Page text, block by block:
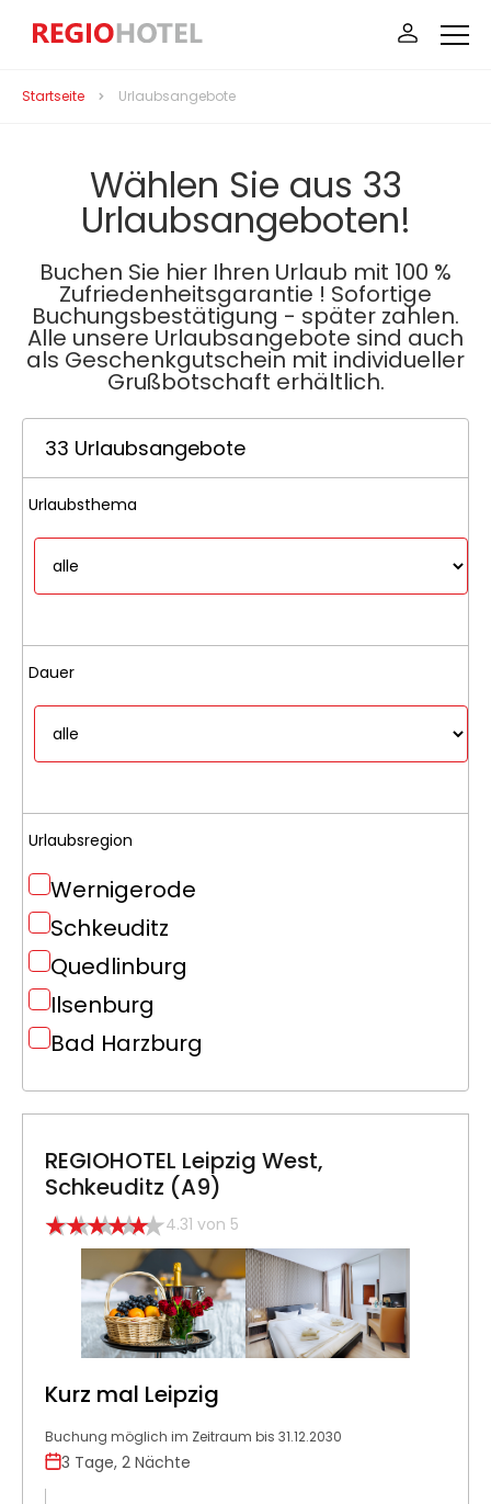
Startseite Urlaubsangebote
Wählen Sie aus 33
Urlaubsangeboten!
Buchen Sie hier Ihren Urlaub mit 100 %
Zufriedenheitsgarantie ! Sofortige
Buchungsbestätigung - später zahlen.
Alle unsere Urlaubsangebote sind auch
als Geschenkgutschein mit individueller
Grußbotschaft erhältlich.
33 Urlaubsangebote
Urlaubsthema
Dauer
Urlaubsregion
Wernigerode
Schkeuditz
Quedlinburg
Ilsenburg
Bad Harzburg
REGIOHOTEL Leipzig West,
Schkeuditz (A9)
4.31 von 5
Kurz mal Leipzig
Buchung möglich im Zeitraum bis 31.12.2030
3 Tage, 2 Nächte